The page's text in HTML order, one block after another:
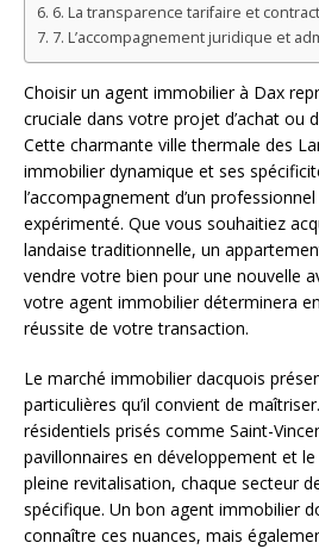
6. La transparence tarifaire et
7. L’accompagnement juridique et
Choisir un agent immobilier à Dax
cruciale dans votre projet d’achat ou
Cette charmante ville thermale des
immobilier dynamique et ses
l’accompagnement d’un
expérimenté. Que vous souhaitiez
landaise traditionnelle, un
vendre votre bien pour une nouvelle
votre agent immobilier déterminera
réussite de votre transaction.
Le marché immobilier dacquois
particulières qu’il convient de
résidentiels prisés comme Saint-
pavillonnaires en développement et
pleine revitalisation, chaque secteur
spécifique. Un bon agent immobilier
connaître ces nuances, mais